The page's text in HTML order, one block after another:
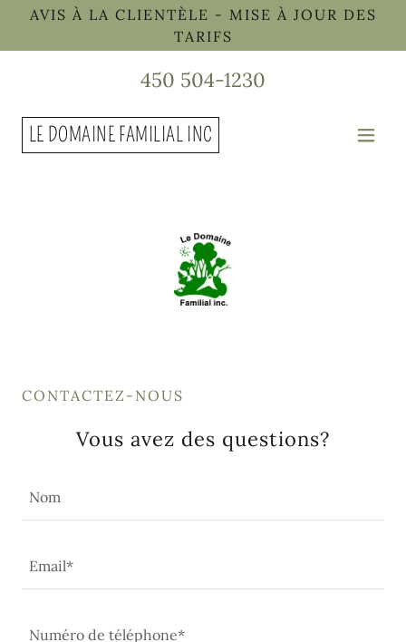
AVIS À LA CLIENTÈLE - MISE À JOUR DES
TARIFS
450 504-1230
LE DOMAINE FAMILIAL INC
CONTACTEZ-NOUS
Vous avez des questions?
Nom
Email*
Numéro de téléphone*